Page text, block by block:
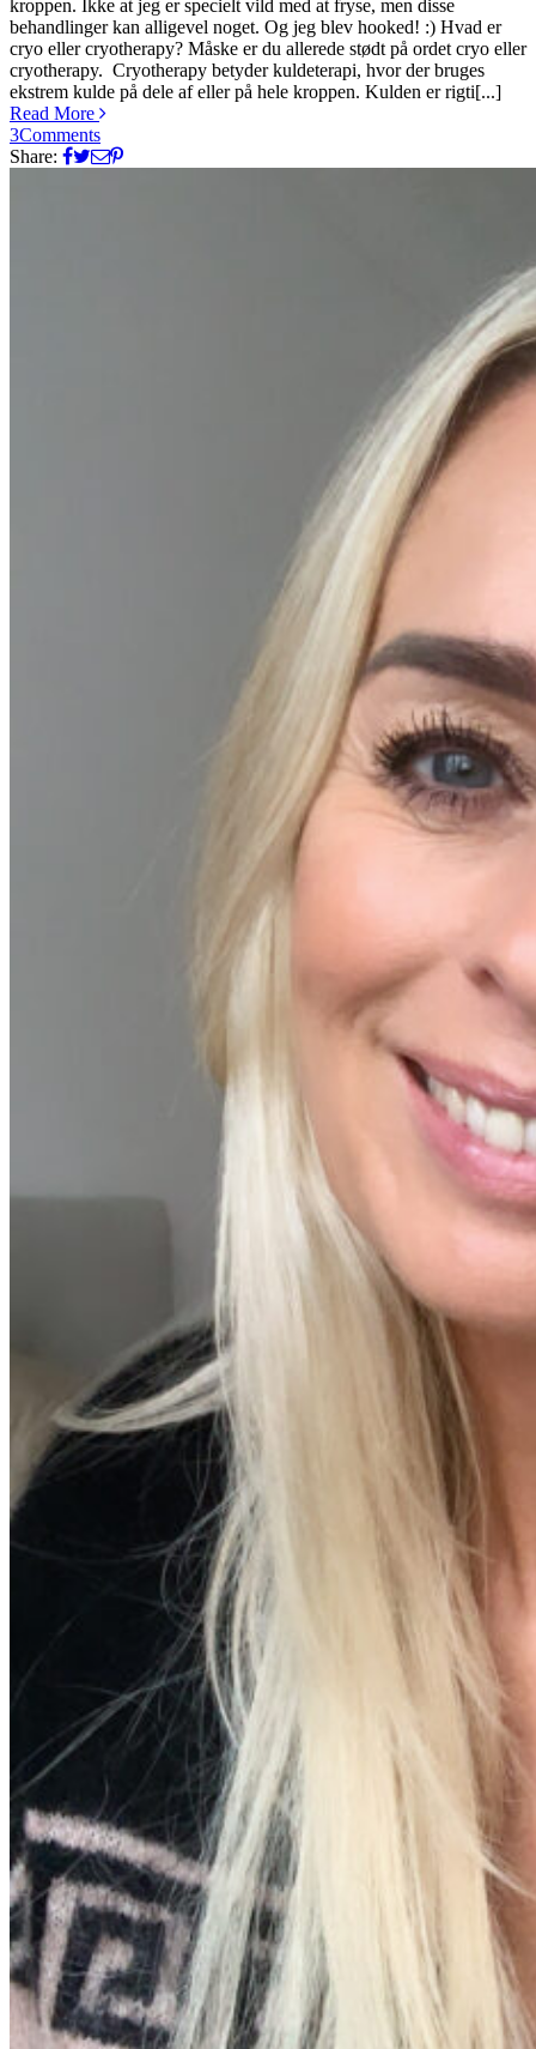
kroppen. Ikke at jeg er specielt vild med at fryse, men disse
behandlinger kan alligevel noget. Og jeg blev hooked! :) Hvad er
cryo eller cryotherapy? Måske er du allerede stødt på ordet cryo eller
cryotherapy. Cryotherapy betyder kuldeterapi, hvor der bruges
ekstrem kulde på dele af eller på hele kroppen. Kulden er rigti[...]
Read More
3Comments
Share: